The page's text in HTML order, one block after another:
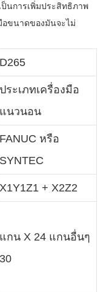
ป็นการเพิ่มประสิทธิภาพ
ขนาดของมันจะไม่
D265
ประเภทเครื่องมือ
แนวนอน
FANUC หรือ
SYNTEC
X1Y1Z1 + X2Z2
แกน X 24 แกนอื่นๆ
30